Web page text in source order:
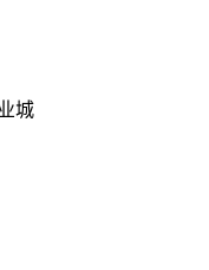
城